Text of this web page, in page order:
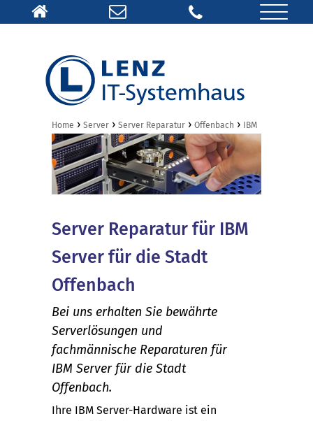
Home › Server › Server Reparatur › Offenbach › IBM
Server Reparatur für IBM
Server für die Stadt
Offenbach
Bei uns erhalten Sie bewährte
Serverlösungen und
fachmännische Reparaturen für
IBM Server für die Stadt
Offenbach.
Ihre IBM Server-Hardware ist ein